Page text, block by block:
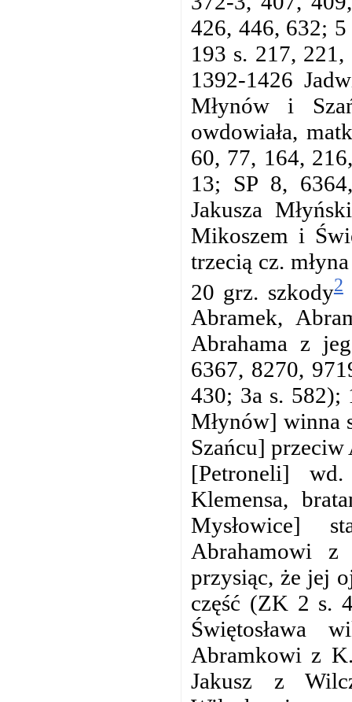
426, 446, 632;
193 s. 217,
1392-1426
Młynów i
owdowiała,
60, 77, 164,
13; SP 8,
Jakusza
Mikoszem i
trzecią cz.
20 grz. szkody2
Abramek,
Abrahama z
6367, 8270,
430; 3a s. 582);
Młynów] winna
Szańcu]
[Petroneli]
Klemensa,
Mysłowice]
Abrahamowi
przysiąc, że jej
część (ZK 2 s.
Świętosława
Abramkowi z
Jakusz z